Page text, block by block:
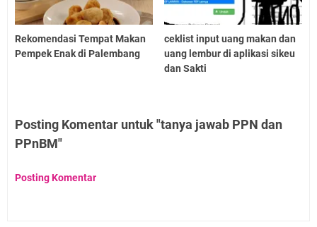
Rekomendasi Tempat Makan
Pempek Enak di Palembang
ceklist input uang makan dan
uang lembur di aplikasi sikeu
dan Sakti
Posting Komentar untuk "tanya jawab PPN dan
PPnBM"
Posting Komentar